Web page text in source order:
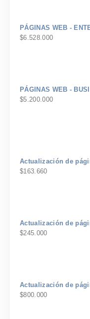
PÁGINAS WEB -
$6.528.000
PÁGINAS WEB -
$5.200.000
Actualización de
$163.660
Actualización de
$245.000
Actualización de
$800.000